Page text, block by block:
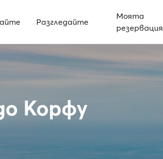
Разгледайте
Моята
резервация
Корфу